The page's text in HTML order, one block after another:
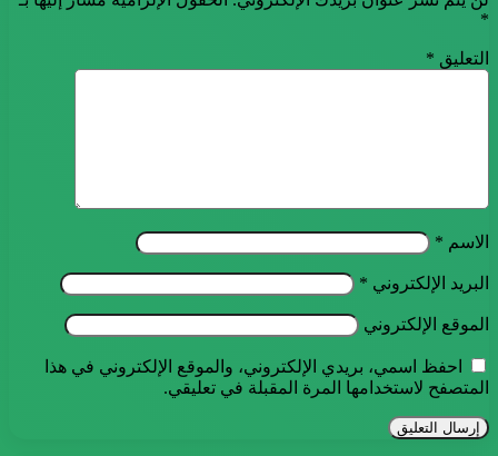
*
التعليق *
الاسم *
البريد الإلكتروني *
الموقع الإلكتروني
احفظ اسمي، بريدي الإلكتروني، والموقع الإلكتروني في هذا
المتصفح لاستخدامها المرة المقبلة في تعليقي.